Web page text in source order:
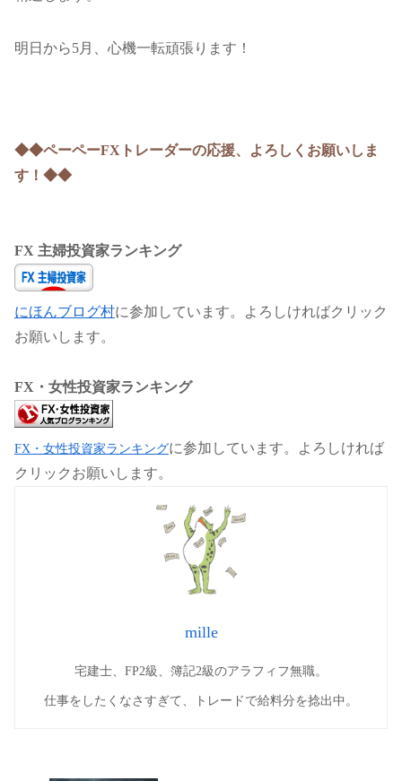
明日から5月、心機一転頑張ります！
◆◆ペーペーFXトレーダーの応援、よろしくお願いしま
す！◆◆
FX 主婦投資家ランキング
にほんブログ村に参加しています。よろしければクリック
お願いします。
FX・女性投資家ランキング
FX・女性投資家ランキングに参加しています。よろしければ
クリックお願いします。
mille
宅建士、FP2級、簿記2級のアラフィフ無職。
仕事をしたくなさすぎて、トレードで給料分を捻出中。